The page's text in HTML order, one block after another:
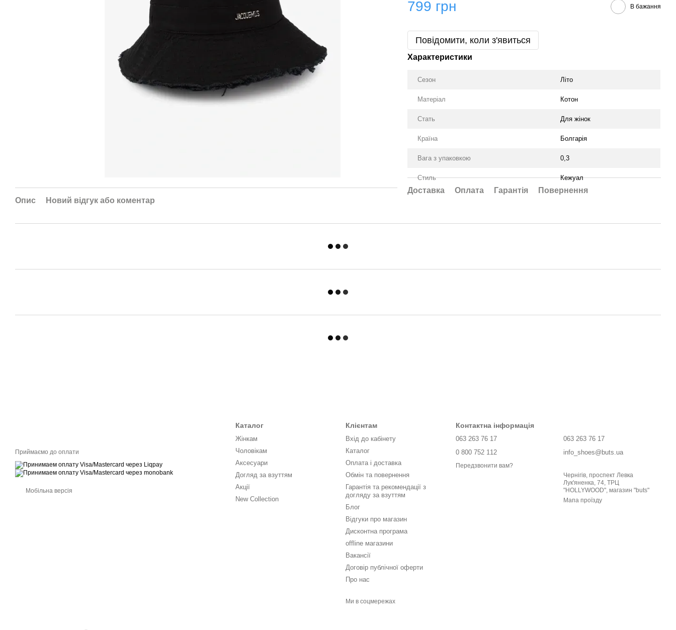
Опис Новий відгук або коментар
799 грн В бажання
Повідомити, коли з'явиться
Характеристики
Сезон Літо
Матеріал Котон
Стать Для жінок
Країна Болгарія
Вага з упаковкою 0,3
Стиль Кежуал
Доставка Оплата Гарантія Повернення
Приймаємо до оплати
Мобільна версія
Каталог
Жінкам
Чоловікам
Аксесуари
Догляд за взуттям
Акції
New Collection
Клієнтам
Вхід до кабінету
Каталог
Оплата і доставка
Обмін та повернення
Гарантія та рекомендації з
догляду за взуттям
Блог
Відгуки про магазин
Дисконтна програма
offline магазини
Вакансії
Договір публічної оферти
Про нас
Ми в соцмережах
Контактна інформація
063 263 76 17
0 800 752 112
Передзвонити вам?
063 263 76 17
info_shoes@buts.ua
Чернігів, проспект Левка
Лук'яненка, 74, ТРЦ
"HOLLYWOOD", магазин "buts"
Мапа проїзду